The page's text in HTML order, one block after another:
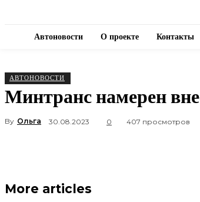
Автоновости О проекте Контакты
АВТОНОВОСТИ
Минтранс намерен
By Ольга 30.08.2023 0 407 просмотров
More articles